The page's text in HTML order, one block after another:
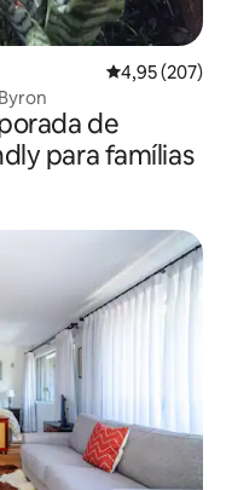
4,95 de uma
4,95 (207)
de
para famílias